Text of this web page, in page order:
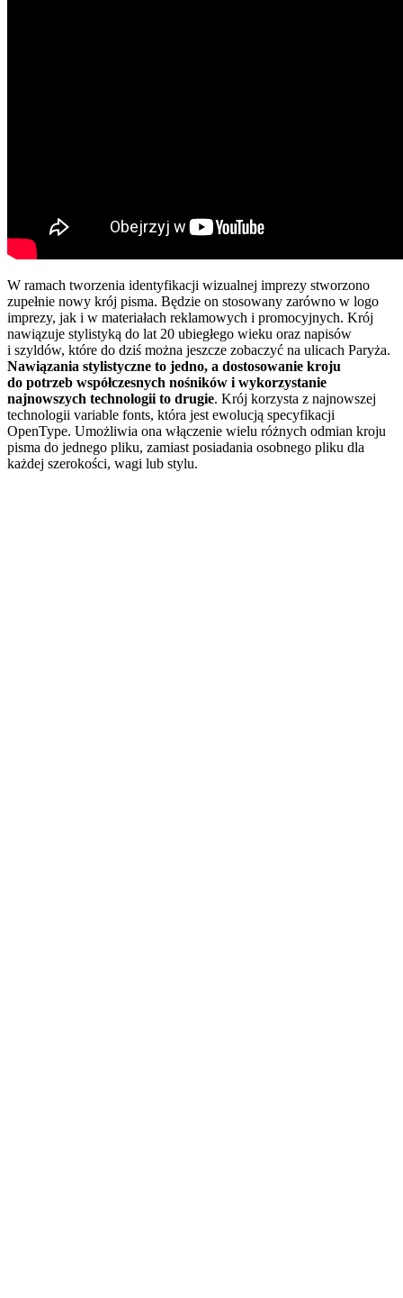
W ramach tworzenia identyfikacji wizualnej imprezy stworzono
zupełnie nowy krój pisma. Będzie on stosowany zarówno w logo
imprezy, jak i w materiałach reklamowych i promocyjnych. Krój
nawiązuje stylistyką do lat 20 ubiegłego wieku oraz napisów
i szyldów, które do dziś można jeszcze zobaczyć na ulicach Paryża.
Nawiązania stylistyczne to jedno, a dostosowanie kroju
do potrzeb współczesnych nośników i wykorzystanie
najnowszych technologii to drugie. Krój korzysta z najnowszej
technologii variable fonts, która jest ewolucją specyfikacji
OpenType. Umożliwia ona włączenie wielu różnych odmian kroju
pisma do jednego pliku, zamiast posiadania osobnego pliku dla
każdej szerokości, wagi lub stylu.